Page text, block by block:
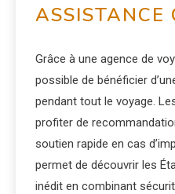
ASSISTANCE
Grâce à une agence de
possible de bénéficier
pendant tout le voyage.
profiter de
soutien rapide en cas
permet de découvrir les
inédit en combinant